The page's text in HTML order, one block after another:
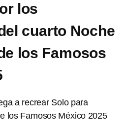
los
cuarto Noche
los Famosos
a recrear Solo para
los Famosos México 2025